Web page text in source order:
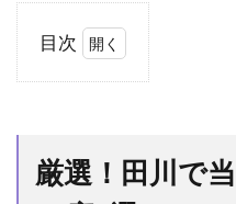
目次
で当
たる
厳選！田川で